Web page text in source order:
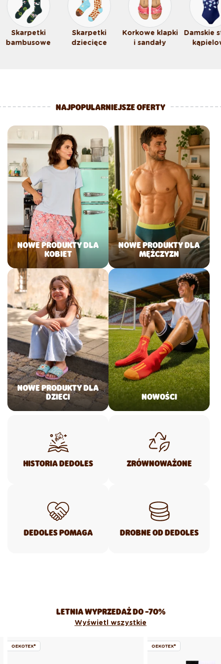
Skarpetki
bambusowe
Skarpetki
dziecięce
Korkowe klapki
i sandały
Damskie
NAJPOPULARNIEJSZE OFERTY
NOWE PRODUKTY DLA
KOBIET
NOWE PRODUKTY DLA
MĘŻCZYZN
NOWE PRODUKTY DLA
DZIECI
NOWOŚCI
HISTORIA DEDOLES ZRÓWNOWAŻONE
DEDOLES POMAGA DROBNE OD DEDOLES
LETNIA WYPRZEDAŻ DO -70%
Wyświetl wszystkie
OEKOTEX® OEKOTEX®